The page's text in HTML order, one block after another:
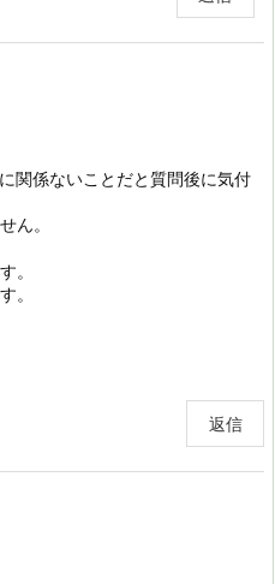
関係ないことだと質問後に気付
ん。
。
。
返信